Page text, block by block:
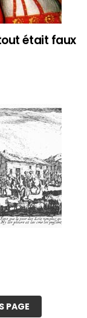
était faux
PAGE